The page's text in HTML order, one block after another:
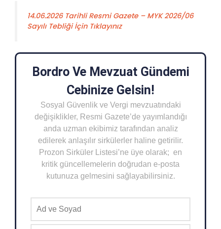
14.06.2026 Tarihli Resmi Gazete – MYK 2026/06
Sayılı Tebliği İçin Tıklayınız
Bordro Ve Mevzuat Gündemi
Cebinize Gelsin!
Sosyal Güvenlik ve Vergi mevzuatındaki
değişiklikler, Resmi Gazete’de yayımlandığı
anda uzman ekibimiz tarafından analiz
edilerek anlaşılır sirkülerler haline getirilir.
Prozon Sirküler Listesi’ne üye olarak; en
kritik güncellemelerin doğrudan e-posta
kutunuza gelmesini sağlayabilirsiniz.